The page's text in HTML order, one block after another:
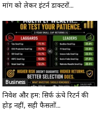
मांग को लेकर इंटर्न डाक्टरों...
Business
निवेश और हम: सिर्फ ऊंचे रिटर्न की
होड़ नहीं, सही फैसलों...